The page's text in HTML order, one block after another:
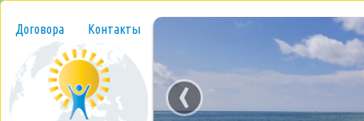
Договора Контакты
‹